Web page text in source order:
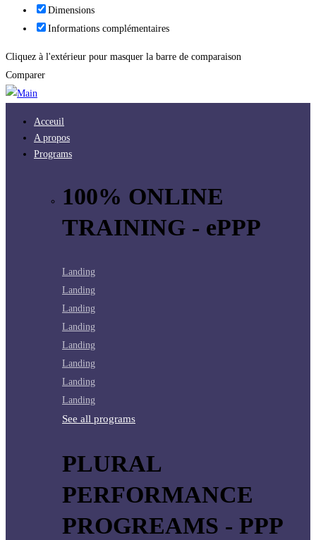
Dimensions
Informations complémentaires
Cliquez à l'extérieur pour masquer la barre de comparaison
Comparer
Acceuil
A propos
Programs
100% ONLINE
TRAINING - ePPP
Landing
Landing
Landing
Landing
Landing
Landing
Landing
Landing
See all programs
PLURAL
PERFORMANCE
PROGREAMS - PPP